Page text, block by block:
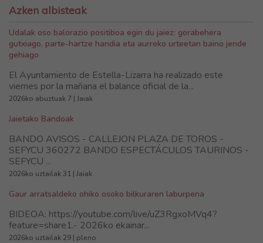
Azken albisteak
Udalak oso balorazio positiboa egin du jaiez: gorabehera
gutxiago, parte-hartze handia eta aurreko urteetan baino jende
gehiago
El Ayuntamiento de Estella-Lizarra ha realizado este
viernes por la mañana el balance oficial de la...
2026ko abuztuak 7 | Jaiak
Jaietako Bandoak
BANDO AVISOS - CALLEJON PLAZA DE TOROS -
SEFYCU 360272 BANDO ESPECTÁCULOS TAURINOS -
SEFYCU ...
2026ko uztailak 31 | Jaiak
Gaur arratsaldeko ohiko osoko bilkuraren laburpena
BIDEOA: https://youtube.com/live/uZ3RgxoMVq4?
feature=share1.- 2026ko ekainar...
2026ko uztailak 29 | pleno